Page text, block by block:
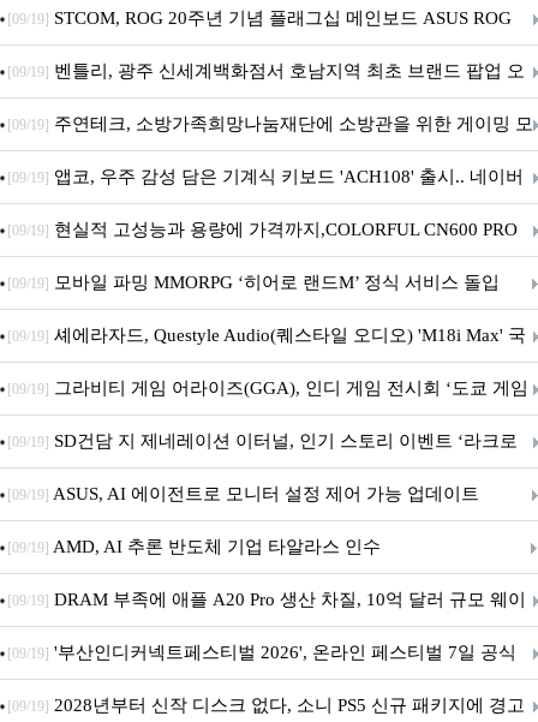
[09/19] STCOM, ROG 20주년 기념 플래그십 메인보드 ASUS ROG
Crosshair X870E EDITION 20 국내 출시 예정
[09/19] 벤틀리, 광주 신세계백화점서 호남지역 최초 브랜드 팝업 오
픈
[09/19] 주연테크, 소방가족희망나눔재단에 소방관을 위한 게이밍 모
니터·스마트 펫 침대 기부
[09/19] 앱코, 우주 감성 담은 기계식 키보드 'ACH108' 출시.. 네이버
브랜드데이 기획전 진행
[09/19] 현실적 고성능과 용량에 가격까지,COLORFUL CN600 PRO
M.2 NVMe 디앤디컴 1TB
[09/19] 모바일 파밍 MMORPG ‘히어로 랜드M’ 정식 서비스 돌입
[09/19] 셰에라자드, Questyle Audio(퀘스타일 오디오) 'M18i Max' 국
내 정식 출시
[09/19] 그라비티 게임 어라이즈(GGA), 인디 게임 전시회 ‘도쿄 게임
던전 13’ 참가!
[09/19] SD건담 지 제네레이션 이터널, 인기 스토리 이벤트 ‘라크로
아의 용사’ 재개최 및 풍성한 기념 이벤트 실시!
[09/19] ASUS, AI 에이전트로 모니터 설정 제어 가능 업데이트
[09/19] AMD, AI 추론 반도체 기업 타알라스 인수
[09/19] DRAM 부족에 애플 A20 Pro 생산 차질, 10억 달러 규모 웨이
퍼 대기
[09/19] '부산인디커넥트페스티벌 2026', 온라인 페스티벌 7일 공식
개막... 22일간 진행
[09/19] 2028년부터 신작 디스크 없다, 소니 PS5 신규 패키지에 경고